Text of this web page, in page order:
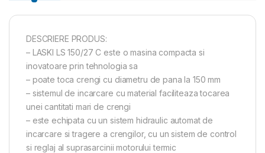
DESCRIERE PRODUS:
– LASKI LS 150/27 C este o masina compacta si
inovatoare prin tehnologia sa
– poate toca crengi cu diametru de pana la 150 mm
– sistemul de incarcare cu material faciliteaza tocarea
unei cantitati mari de crengi
– este echipata cu un sistem hidraulic automat de
incarcare si tragere a crengilor, cu un sistem de control
si reglaj al suprasarcinii motorului termic